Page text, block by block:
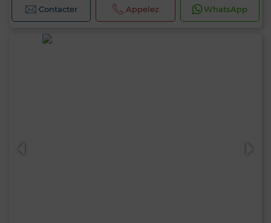
Contacter Appelez WhatsApp